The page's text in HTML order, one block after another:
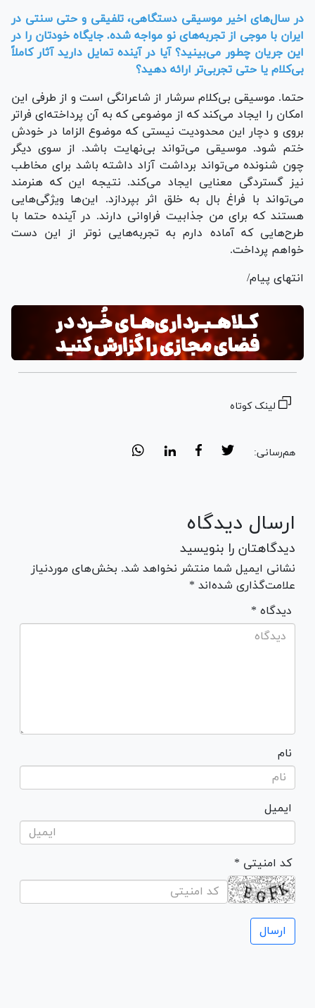
در سال‌های اخیر موسیقی دستگاهی، تلفیقی و حتی سنتی در
ایران با موجی از تجربه‌های نو مواجه شده. جایگاه خودتان را در
این جریان چطور می‌بینید؟ آیا در آینده تمایل دارید آثار کاملاً
بی‌کلام یا حتی تجربی‌تر ارائه دهید؟
حتما. موسیقی بی‌کلام سرشار از شاعرانگی است و از طرفی این
امکان را ایجاد می‌کند که از موضوعی که به آن پرداخته‌ای فراتر
بروی و دچار این محدودیت نیستی که موضوع الزاما در خودش
ختم شود. موسیقی می‌تواند بی‌نهایت باشد. از سوی دیگر
چون شنونده می‌تواند برداشت آزاد داشته باشد برای مخاطب
نیز گستردگی معنایی ایجاد می‌کند. نتیجه این که هنرمند
می‌تواند با فراغ بال به خلق اثر بپردازد. این‌ها ویژگی‌هایی
هستند که برای من جذابیت فراوانی دارند. در آینده حتما با
طرح‌هایی که آماده دارم به تجربه‌هایی نوتر از این دست
خواهم پرداخت.
انتهای پیام/
لینک کوتاه
هم‌رسانی:
ارسال دیدگاه
دیدگاهتان را بنویسید
نشانی ایمیل شما منتشر نخواهد شد. بخش‌های موردنیاز
علامت‌گذاری شده‌اند *
* دیدگاه
نام
ایمیل
* کد امنیتی